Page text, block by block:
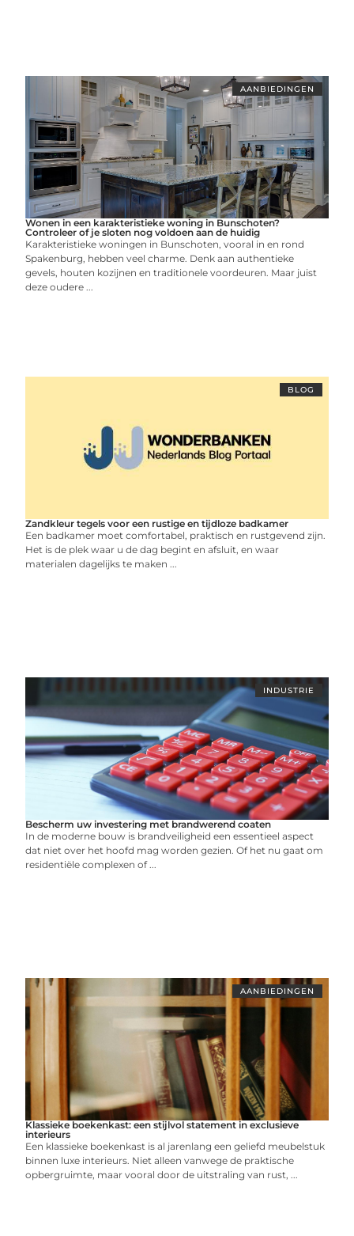
AANBIEDINGEN
Wonen in een karakteristieke woning in Bunschoten?
Controleer of je sloten nog voldoen aan de huidig
Karakteristieke woningen in Bunschoten, vooral in en rond
Spakenburg, hebben veel charme. Denk aan authentieke
gevels, houten kozijnen en traditionele voordeuren. Maar juist
deze oudere ...
BLOG
Zandkleur tegels voor een rustige en tijdloze badkamer
Een badkamer moet comfortabel, praktisch en rustgevend zijn.
Het is de plek waar u de dag begint en afsluit, en waar
materialen dagelijks te maken ...
INDUSTRIE
Bescherm uw investering met brandwerend coaten
In de moderne bouw is brandveiligheid een essentieel aspect
dat niet over het hoofd mag worden gezien. Of het nu gaat om
residentiële complexen of ...
AANBIEDINGEN
Klassieke boekenkast: een stijlvol statement in exclusieve
interieurs
Een klassieke boekenkast is al jarenlang een geliefd meubelstuk
binnen luxe interieurs. Niet alleen vanwege de praktische
opbergruimte, maar vooral door de uitstraling van rust, ...